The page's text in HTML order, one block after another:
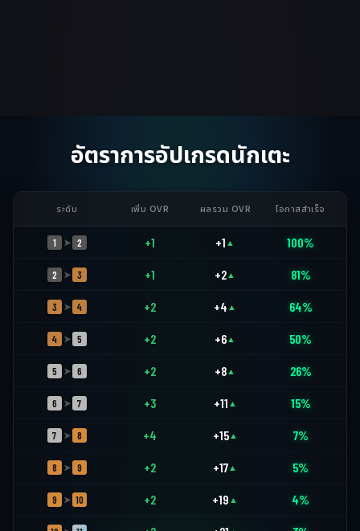
อัตราการอัปเกรดนักเตะ
ระดับ เพิ่ม OVR ผลรวม OVR โอกาสสำเร็จ
1 ➤ 2 +1 +1 ▲ 100%
2 ➤ 3 +1 +2 ▲ 81%
3 ➤ 4 +2 +4 ▲ 64%
4 ➤ 5 +2 +6 ▲ 50%
5 ➤ 6 +2 +8 ▲ 26%
6 ➤ 7 +3 +11 ▲ 15%
7 ➤ 8 +4 +15▲ 7%
8 ➤ 9 +2 +17 ▲ 5%
9 ➤ 10 +2 +19 ▲ 4%